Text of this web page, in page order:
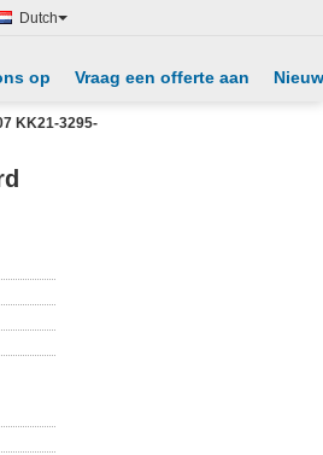
Dutch
op Vraag een offerte aan
KK21-3295-